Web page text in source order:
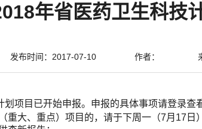
年省医药卫生科技
发布时间：2017-07-10 作者：
项目已开始申报。 申报的具体事项请登录查
重大、重点）项目的，请于下周一（7月17日